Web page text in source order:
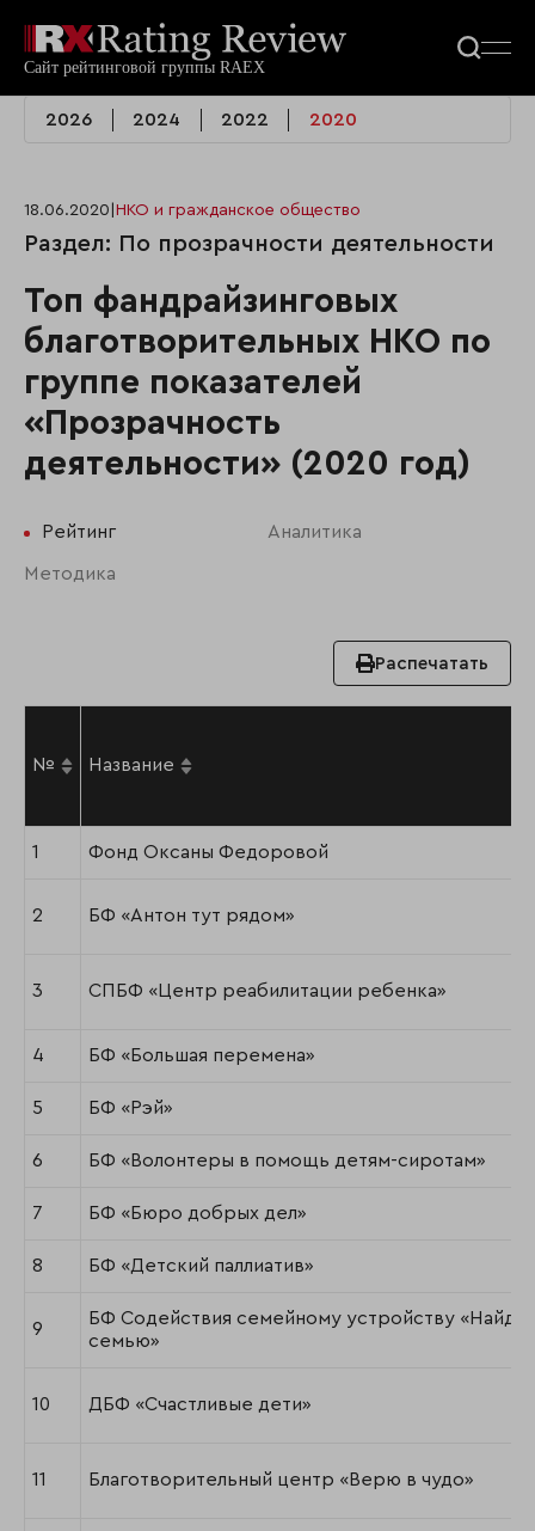
2026 2024 2022 2020
18.06.2020 НКО и гражданское общество
Раздел: По прозрачности деятельности
Топ фандрайзинговых
благотворительных НКО по
группе показателей
«Прозрачность
деятельности» (2020 год)
Рейтинг Аналитика
Методика
Распечатать
№ Название
1 Фонд Оксаны Федоровой
2 БФ «Антон тут рядом»
3 СПБФ «Центр реабилитации ребенка»
4 БФ «Большая перемена»
5 БФ «Рэй»
6 БФ «Волонтеры в помощь детям-сиротам»
7 БФ «Бюро добрых дел»
8 БФ «Детский паллиатив»
9
БФ Содействия семейному устройству «Найди
семью»
10 ДБФ «Счастливые дети»
11 Благотворительный центр «Верю в чудо»